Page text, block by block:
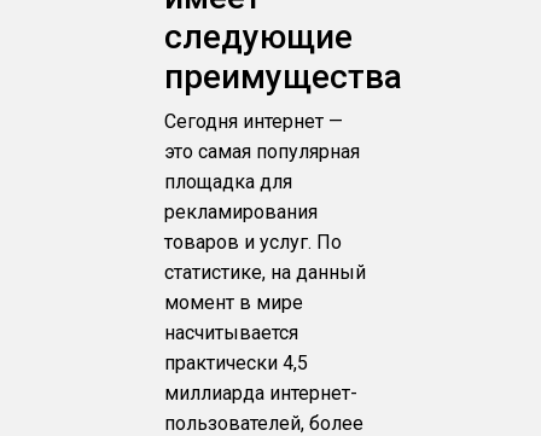
следующие
преимущества
Сегодня интернет —
это самая популярная
площадка для
рекламирования
товаров и услуг. По
статистике, на данный
момент в мире
насчитывается
практически 4,5
миллиарда интернет-
пользователей, более